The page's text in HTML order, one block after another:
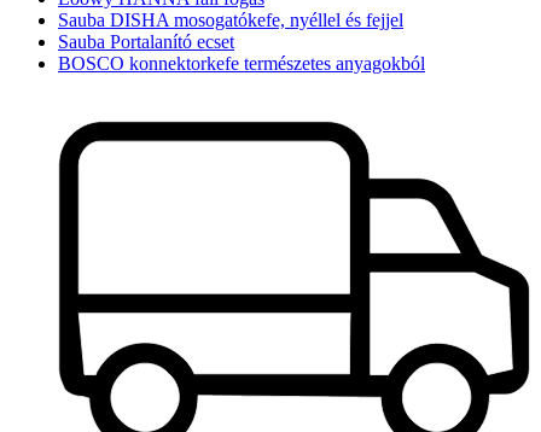
Sauba DISHA mosogatókefe, nyéllel és fejjel
Sauba Portalanító ecset
BOSCO konnektorkefe természetes anyagokból